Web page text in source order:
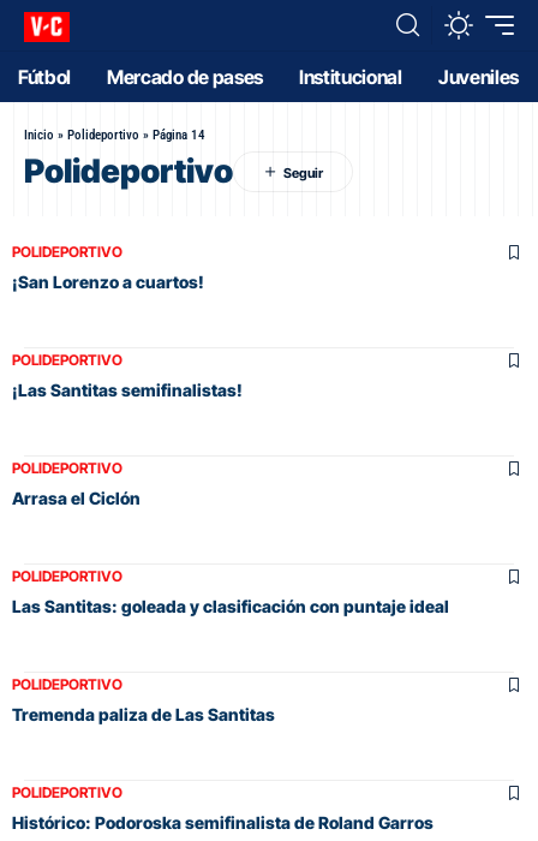
Fútbol Mercado de pases Institucional Juveniles
Inicio » Polideportivo » Página 14
Polideportivo
POLIDEPORTIVO
¡San Lorenzo a cuartos!
POLIDEPORTIVO
¡Las Santitas semifinalistas!
POLIDEPORTIVO
Arrasa el Ciclón
POLIDEPORTIVO
Las Santitas: goleada y clasificación con puntaje ideal
POLIDEPORTIVO
Tremenda paliza de Las Santitas
POLIDEPORTIVO
Histórico: Podoroska semifinalista de Roland Garros